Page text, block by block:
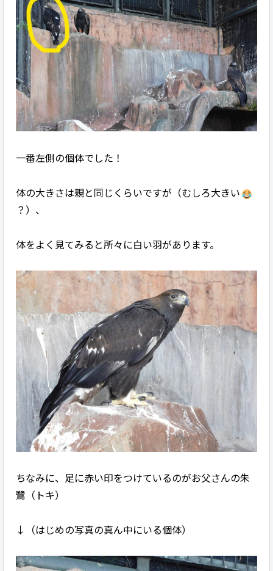
一番左側の個体でした！
体の大きさは親と同じくらいですが（むしろ大きい
？）、
体をよく見てみると所々に白い羽があります。
ちなみに、足に赤い印をつけているのがお父さんの朱
鷺（トキ）
↓（はじめの写真の真ん中にいる個体）